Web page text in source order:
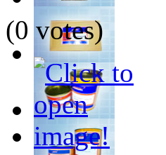
(0 votes)